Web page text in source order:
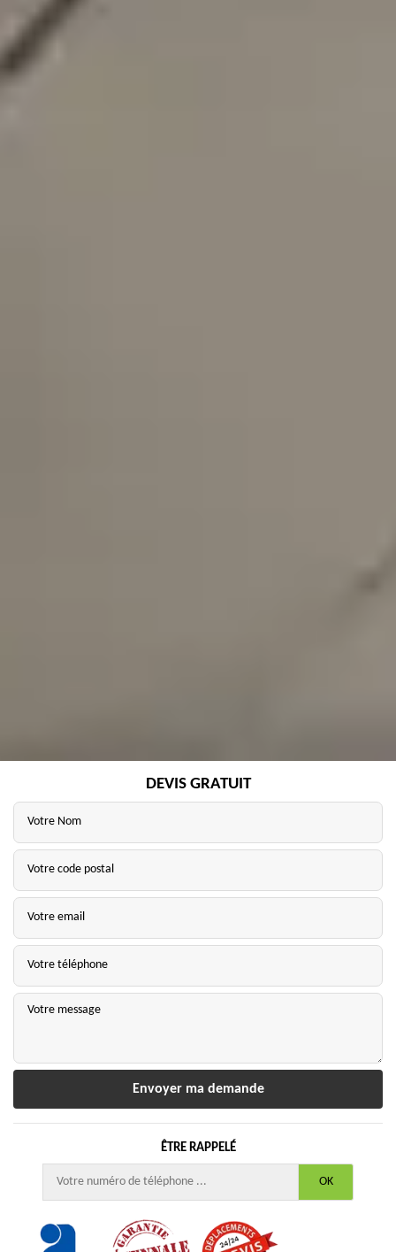
DEVIS GRATUIT
ÊTRE RAPPELÉ